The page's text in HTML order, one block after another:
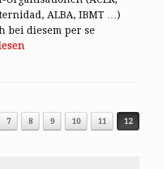
ALBA, IBMT …)
bei diesem per se
7 8 9 10 11 12